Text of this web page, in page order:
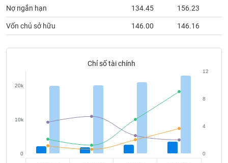
Nợ ngắn hạn 134.45 156.23
Vốn chủ sở hữu 146.00 146.16
Chỉ số tài chính
0
10k
20k
0
4
8
12
Dữ
chính